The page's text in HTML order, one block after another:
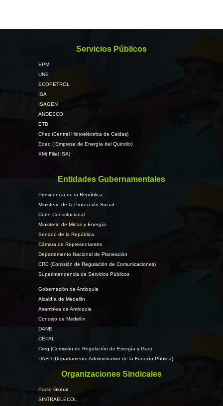
Servicios Públicos
EPM
UNE
ECOPETROL
ISA
ISAGEN
ANDESCO
ETB
Chec (Central Hidroeléctrica de Caldas)
Edeq ( Empresa de Energía del Quindio)
XM( Filial ISA)
Entidades Gubernamentales
Presidencia de la República
Ministerio de la Protección Social
Corte Constitucional
Ministerio de Minas y Energía
Senado de la República
Cámara de Representantes
Departamento Nacional de Planeación
CRC (Comisión de Regulación de Comunicaciones)
Superintendencia de Servicios Públicos
Gobernación de Antioquia
Alcaldía de Medellín
Asamblea de Antioquia
Concejo de Medellín
DANE
CEPAL
Creg (Comisión de Regulación de Energía y Gas)
DAFD (Departamento Administrativo de la Función Pública)
Organizaciones Sindicales
Pacto Global
SINTRAELECOL